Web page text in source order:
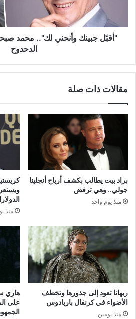
لـ
وائل"أقبّل جبينك وأنحني لك".. محمد
الدحدوح
مقالات ذات صلة
براد بيت يطالب بكشف أرباح أنجلينا
جولي.. وهي ترفض
منذ يوم واحد
منذ
ريهانا تعود إلى جذورها وتخطف
الأضواء في كرنفال باربادوس
منذ يومين
على
الجمهور